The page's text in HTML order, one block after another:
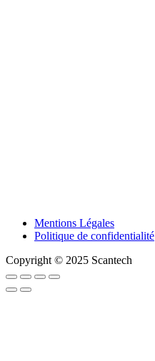
Mentions Légales
Politique de confidentialité
Copyright © 2025 Scantech